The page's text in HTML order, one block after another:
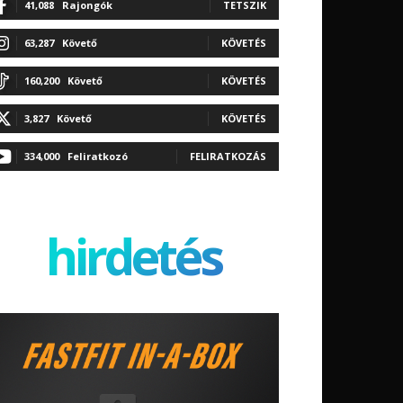
41,088 Rajongók TETSZIK
63,287 Követő KÖVETÉS
160,200 Követő KÖVETÉS
3,827 Követő KÖVETÉS
334,000 Feliratkozó FELIRATKOZÁS
hirdetés